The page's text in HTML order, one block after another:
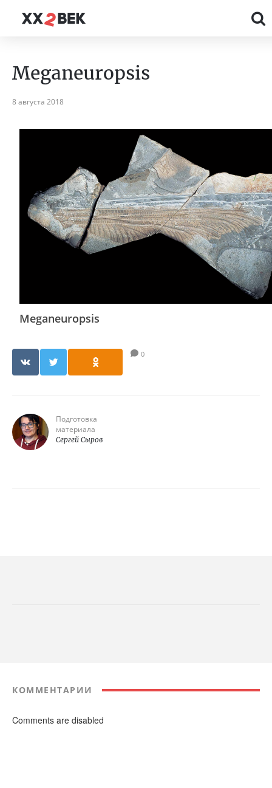
Meganeuropsis
8 августа 2018
Meganeuropsis
0
Подготовка
материала
Сергей Сыров
КОММЕНТАРИИ
Comments are disabled